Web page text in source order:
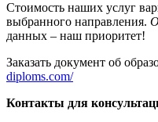
Стоимость наших услуг
выбранного направления.
данных – наш приоритет!
Заказать документ об
diploms.com/
Контакты для